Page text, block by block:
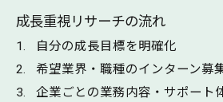
成長重視リサーチの流れ
自分の成長目標を明確化
希望業界・職種のインターン募
企業ごとの業務内容・サポート